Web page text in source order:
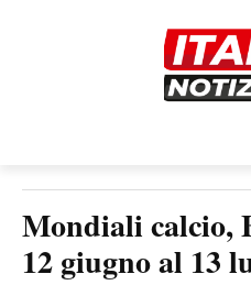
Mondiali calcio,
12 giugno al 13